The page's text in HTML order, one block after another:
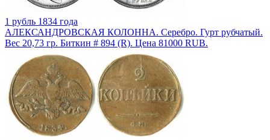
1 рубль 1834 года
АЛЕКСАНДРОВСКАЯ КОЛОННА. Серебро. Гурт рубчатый.
Вес 20,73 гр. Биткин # 894 (R). Цена 81000 RUB.